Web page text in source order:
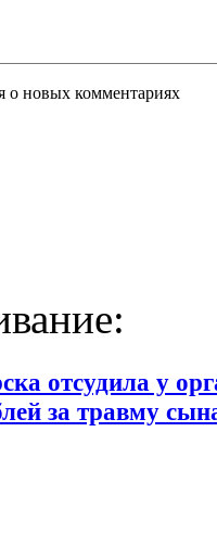
о новых комментариях
отсудила у
за травму